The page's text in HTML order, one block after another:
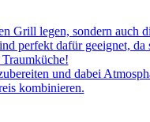
Grill legen, sondern auch
perfekt dafür geeignet,
und dabei
kombinieren.